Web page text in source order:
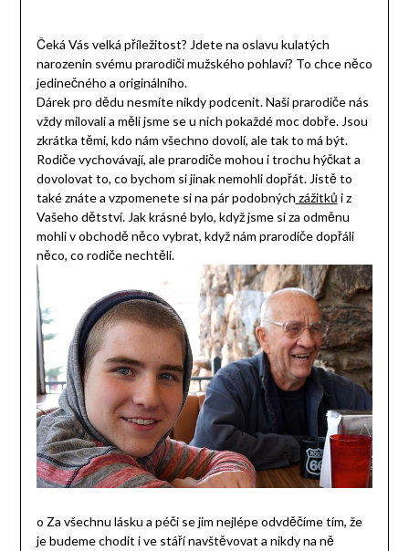
Čeká Vás velká příležitost? Jdete na oslavu kulatých
narozenin svému prarodiči mužského pohlaví? To chce něco
jedinečného a originálního.
Dárek pro dědu nesmíte nikdy podcenit. Naši prarodiče nás
vždy milovali a měli jsme se u nich pokaždé moc dobře. Jsou
zkrátka těmi, kdo nám všechno dovolí, ale tak to má být.
Rodiče vychovávají, ale prarodiče mohou i trochu hýčkat a
dovolovat to, co bychom si jinak nemohli dopřát. Jistě to
také znáte a vzpomenete si na pár podobných zážitků i z
Vašeho dětství. Jak krásné bylo, když jsme si za odměnu
mohli v obchodě něco vybrat, když nám prarodiče dopřáli
něco, co rodiče nechtěli.
o Za všechnu lásku a péči se jim nejlépe odvděčíme tím, že
je budeme chodit i ve stáří navštěvovat a nikdy na ně